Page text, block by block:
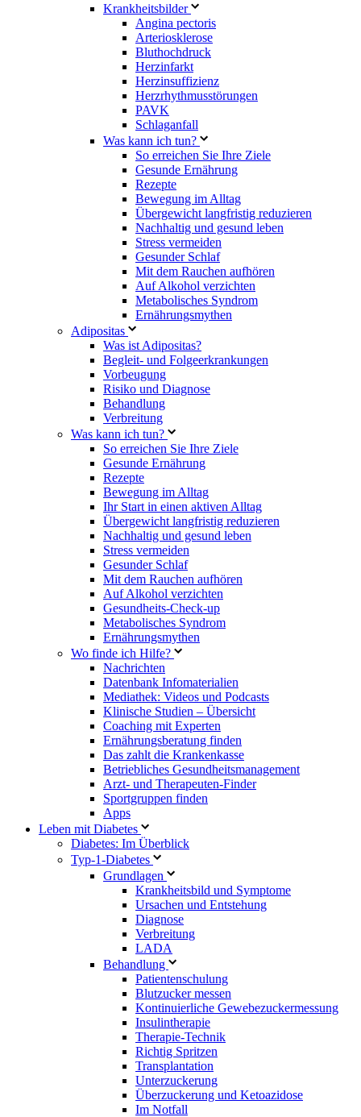
Krankheitsbilder
Angina pectoris
Arteriosklerose
Bluthochdruck
Herzinfarkt
Herzinsuffizienz
Herzrhythmusstörungen
PAVK
Schlaganfall
Was kann ich tun?
So erreichen Sie Ihre Ziele
Gesunde Ernährung
Rezepte
Bewegung im Alltag
Übergewicht langfristig reduzieren
Nachhaltig und gesund leben
Stress vermeiden
Gesunder Schlaf
Mit dem Rauchen aufhören
Auf Alkohol verzichten
Metabolisches Syndrom
Ernährungsmythen
Adipositas
Was ist Adipositas?
Begleit- und Folgeerkrankungen
Vorbeugung
Risiko und Diagnose
Behandlung
Verbreitung
Was kann ich tun?
So erreichen Sie Ihre Ziele
Gesunde Ernährung
Rezepte
Bewegung im Alltag
Ihr Start in einen aktiven Alltag
Übergewicht langfristig reduzieren
Nachhaltig und gesund leben
Stress vermeiden
Gesunder Schlaf
Mit dem Rauchen aufhören
Auf Alkohol verzichten
Gesundheits-Check-up
Metabolisches Syndrom
Ernährungsmythen
Wo finde ich Hilfe?
Nachrichten
Datenbank Infomaterialien
Mediathek: Videos und Podcasts
Klinische Studien – Übersicht
Coaching mit Experten
Ernährungsberatung finden
Das zahlt die Krankenkasse
Betriebliches Gesundheitsmanagement
Arzt- und Therapeuten-Finder
Sportgruppen finden
Apps
Leben mit Diabetes
Diabetes: Im Überblick
Typ-1-Diabetes
Grundlagen
Krankheitsbild und Symptome
Ursachen und Entstehung
Diagnose
Verbreitung
LADA
Behandlung
Patientenschulung
Blutzucker messen
Kontinuierliche Gewebezuckermessung
Insulintherapie
Therapie-Technik
Richtig Spritzen
Transplantation
Unterzuckerung
Überzuckerung und Ketoazidose
Im Notfall